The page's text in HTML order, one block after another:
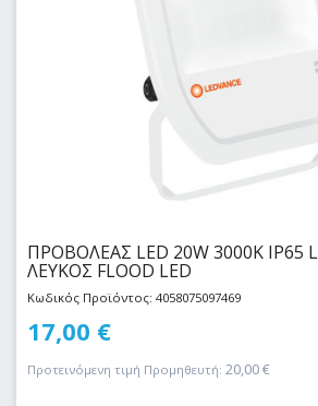
ΠΡΟΒΟΛΕΑΣ LED 20W 3000Κ IP65
ΛΕΥΚΟΣ FLOOD LED
Κωδικός Προϊόντος: 4058075097469
17,00 €
Προτεινόμενη τιμή Προμηθευτή: 20,00€